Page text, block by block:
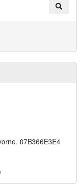
07B366E3E4